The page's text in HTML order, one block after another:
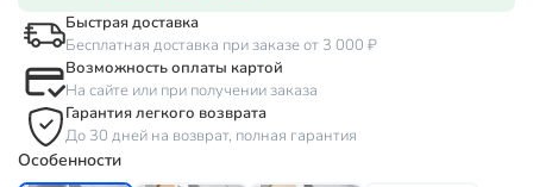
Быстрая доставка
Бесплатная доставка при заказе от 3 000 ₽
Возможность оплаты картой
На сайте или при получении заказа
Гарантия легкого возврата
До 30 дней на возврат, полная гарантия
Особенности